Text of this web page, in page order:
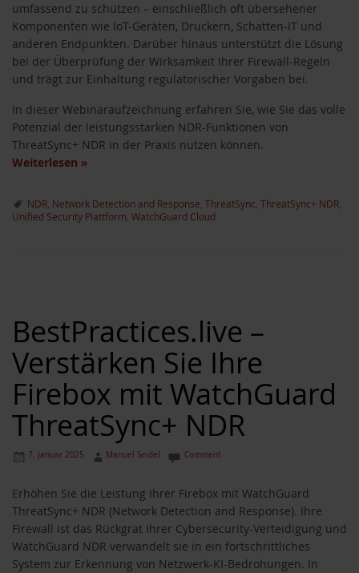
umfassend zu schützen – einschließlich oft übersehener
Komponenten wie IoT-Geräten, Druckern, Schatten-IT und
anderen Endpunkten. Darüber hinaus unterstützt die Lösung
bei der Überprüfung der Wirksamkeit Ihrer Firewall-Regeln
und trägt zur Einhaltung regulatorischer Vorgaben bei.
In dieser Webinaraufzeichnung erfahren Sie, wie Sie das volle
Potenzial der leistungsstarken NDR-Funktionen von
ThreatSync+ NDR in der Praxis nutzen können.
Weiterlesen »
NDR Network Detection and Response ThreatSync ThreatSync+ NDR
Unified Security Plattform WatchGuard Cloud
BestPractices.live –
Verstärken Sie Ihre
Firebox mit WatchGuard
ThreatSync+ NDR
7. Januar 2025 Manuel Seidel Comment
Erhöhen Sie die Leistung Ihrer Firebox mit WatchGuard
ThreatSync+ NDR (Network Detection and Response). Ihre
Firewall ist das Rückgrat Ihrer Cybersecurity-Verteidigung und
WatchGuard NDR verwandelt sie in ein fortschrittliches
System zur Erkennung von Netzwerk-KI-Bedrohungen. In